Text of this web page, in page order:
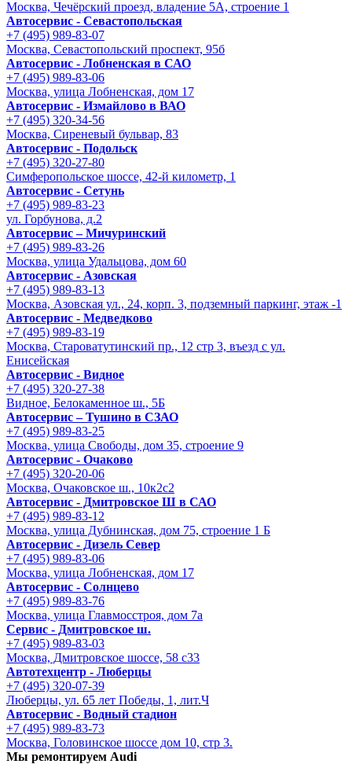
Москва, Чечёрский проезд, владение 5А, строение 1
Автосервис - Cевастопольская
+7 (495) 989-83-07
Москва, Севастопольский проспект, 95б
Автосервис - Лобненская в САО
+7 (495) 989-83-06
Москва, улица Лобненская, дом 17
Автосервис - Измайлово в ВАО
+7 (495) 320-34-56
Москва, Сиреневый бульвар, 83
Автосервис - Подольск
+7 (495) 320-27-80
Симферопольское шоссе, 42-й километр, 1
Автосервис - Сетунь
+7 (495) 989-83-23
ул. Горбунова, д.2
Автосервис – Мичуринский
+7 (495) 989-83-26
Москва, улица Удальцова, дом 60
Автосервис - Азовская
+7 (495) 989-83-13
Москва, Азовская ул., 24, корп. 3, подземный паркинг, этаж -1
Автосервис - Медведково
+7 (495) 989-83-19
Москва, Староватутинский пр., 12 стр 3, въезд с ул.
Енисейская
Автосервис - Видное
+7 (495) 320-27-38
Видное, Белокаменное ш., 5Б
Автосервис – Тушино в СЗАО
+7 (495) 989-83-25
Москва, улица Свободы, дом 35, строение 9
Автосервис - Очаково
+7 (495) 320-20-06
Москва, Очаковское ш., 10к2с2
Автосервис - Дмитровское Ш в САО
+7 (495) 989-83-12
Москва, улица Дубнинская, дом 75, строение 1 Б
Автосервис - Дизель Север
+7 (495) 989-83-06
Москва, улица Лобненская, дом 17
Автосервис - Солнцево
+7 (495) 989-83-76
Москва, улица Главмосстроя, дом 7а
Сервис - Дмитровское ш.
+7 (495) 989-83-03
Москва, Дмитровское шоссе, 58 с33
Автотехцентр - Люберцы
+7 (495) 320-07-39
Люберцы, ул. 65 лет Победы, 1, лит.Ч
Автосервис - Водный стадион
+7 (495) 989-83-73
Москва, Головинское шоссе дом 10, стр 3.
Мы ремонтируем Audi